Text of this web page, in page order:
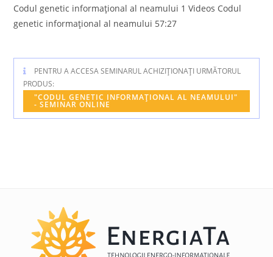
Codul genetic informațional al neamului 1 Videos Codul
genetic informațional al neamului 57:27
PENTRU A ACCESA SEMINARUL ACHIZIȚIONAȚI URMĂTORUL
PRODUS:
"CODUL GENETIC INFORMAȚIONAL AL NEAMULUI"
- SEMINAR ONLINE